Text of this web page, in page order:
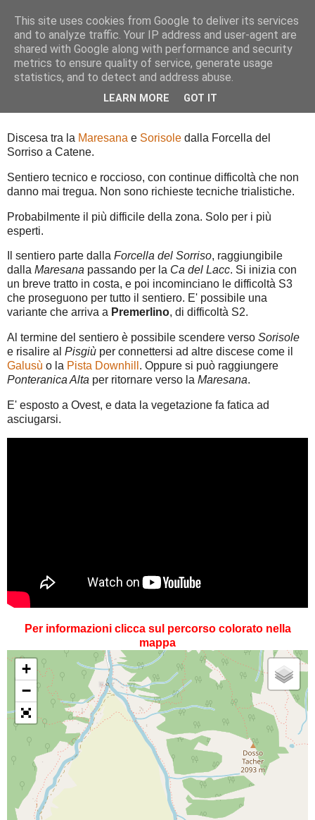
Catene / 229
Discesa tra la Maresana e Sorisole dalla Forcella del
Sorriso a Catene.
Sentiero tecnico e roccioso, con continue difficoltà che non
danno mai tregua. Non sono richieste tecniche trialistiche.
Probabilmente il più difficile della zona. Solo per i più
esperti.
Il sentiero parte dalla Forcella del Sorriso, raggiungibile
dalla Maresana passando per la Ca del Lacc. Si inizia con
un breve tratto in costa, e poi incominciano le difficoltà S3
che proseguono per tutto il sentiero. E' possibile una
variante che arriva a Premerlino, di difficoltà S2.
Al termine del sentiero è possibile scendere verso Sorisole
e risalire al Pisgiù per connettersi ad altre discese come il
Galusù o la Pista Downhill . Oppure si può raggiungere
Ponteranica Alta per ritornare verso la Maresana.
E' esposto a Ovest, e data la vegetazione fa fatica ad
asciugarsi.
Per informazioni clicca sul percorso colorato nella
mappa
+
−
This site uses cookies from Google to deliver its services
and to analyze traffic. Your IP address and user-agent are
shared with Google along with performance and security
metrics to ensure quality of service, generate usage
statistics, and to detect and address abuse.
LEARN MORE GOT IT